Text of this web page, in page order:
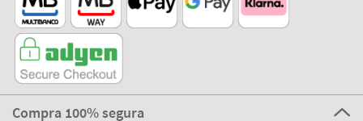
Compra 100% segura